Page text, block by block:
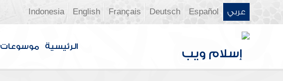
عربي Español
Deutsch
Français
English
Indonesia
الرئيسية موسوعات